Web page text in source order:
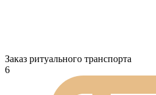
Заказ ритуального транспорта
6